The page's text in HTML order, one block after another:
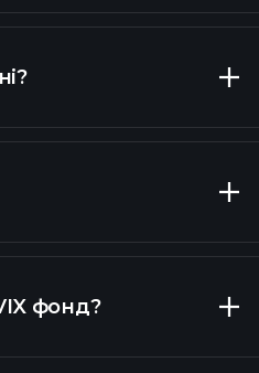
фонд?